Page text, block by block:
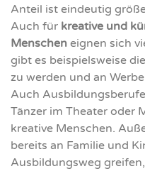
Anteil ist eindeutig
Auch für kreative und
Menschen eignen sich
gibt es beispielsweise
zu werden und an
Auch
Tänzer im Theater oder
kreative Menschen.
bereits an Familie und
Ausbildungsweg